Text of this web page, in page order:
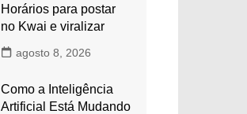
Horários para postar
no Kwai e viralizar
agosto 8, 2026
Como a Inteligência
Artificial Está Mudando